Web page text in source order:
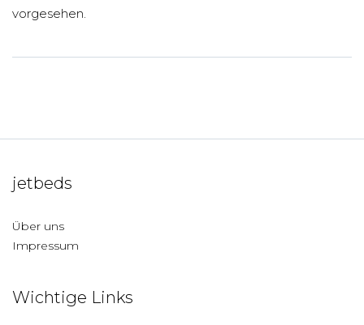
vorgesehen.
jetbeds
Über uns
Impressum
Wichtige Links